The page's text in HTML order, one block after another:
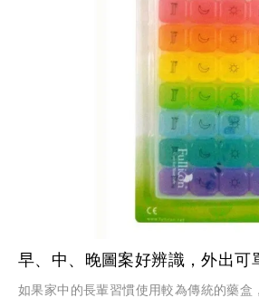
早、中、晚圖案好辨識，外出可
如果家中的長輩習慣使用較為傳統的藥盒